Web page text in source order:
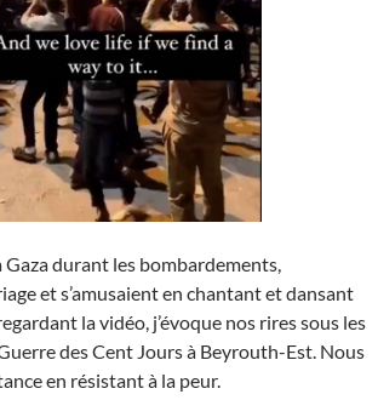
Gaza durant les bombardements,
et s’amusaient en chantant et dansant
la vidéo, j’évoque nos rires sous les
des Cent Jours à Beyrouth-Est. Nous
en résistant à la peur.